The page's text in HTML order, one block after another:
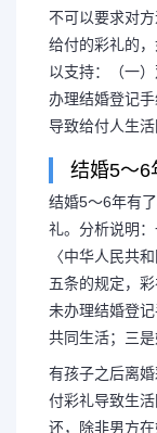
不可以要求对
给付的彩礼的
以支持：（一
办理结婚登记
导致给付人生活
结婚5～6
结婚5～6年有
礼。分析说明
〈中华人民共
五条的规定，
未办理结婚登
共同生活；三
有孩子之后离
付彩礼导致生
还，除非男方
持基本